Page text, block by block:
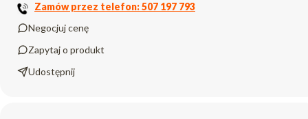
Zamów przez telefon: 507 197 793
Negocjuj cenę
Zapytaj o produkt
Udostępnij